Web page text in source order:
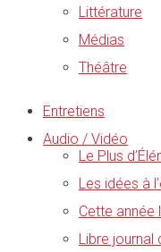
Littérature
Médias
Théâtre
Entretiens
Audio / Vidéo
Le Plus
Les idées à
Cette année
Libre journal